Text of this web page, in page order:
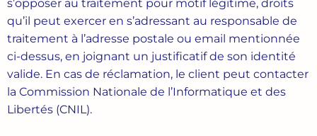
s’opposer au traitement pour motif légitime, droits
qu’il peut exercer en s’adressant au responsable de
traitement à l’adresse postale ou email mentionnée
ci-dessus, en joignant un justificatif de son identité
valide. En cas de réclamation, le client peut contacter
la Commission Nationale de l’Informatique et des
Libertés (CNIL).